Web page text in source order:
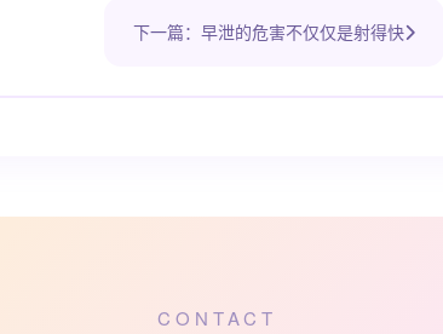
下一篇：早泄的危害不仅仅是射得快
CONTACT